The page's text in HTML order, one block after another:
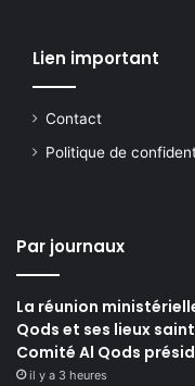
Lien important
Contact
Politique de
Par journaux
La réunion
Qods et ses lieux
Comité Al Qods
il y a 3 heures